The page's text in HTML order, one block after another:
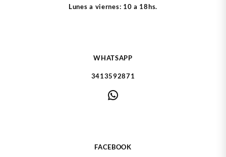
Lunes a viernes: 10 a 18hs.
WHATSAPP
3413592871
WhatsApp
FACEBOOK